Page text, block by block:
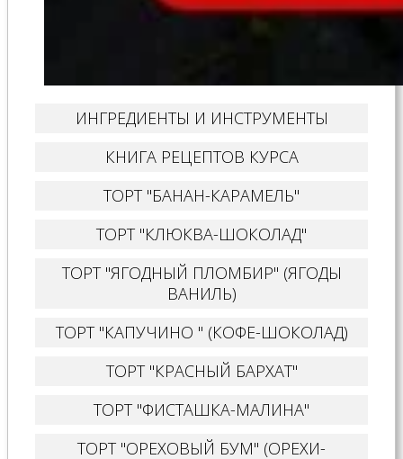
ИНГРЕДИЕНТЫ И ИНСТРУМЕНТЫ
КНИГА РЕЦЕПТОВ КУРСА
ТОРТ "БАНАН-КАРАМЕЛЬ"
ТОРТ "КЛЮКВА-ШОКОЛАД"
ТОРТ "ЯГОДНЫЙ ПЛОМБИР" (ЯГОДЫ
ВАНИЛЬ)
ТОРТ "КАПУЧИНО " (КОФЕ-ШОКОЛАД)
ТОРТ "КРАСНЫЙ БАРХАТ"
ТОРТ "ФИСТАШКА-МАЛИНА"
ТОРТ "ОРЕХОВЫЙ БУМ" (ОРЕХИ-